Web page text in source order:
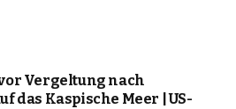
Vergeltung nach
das Kaspische Meer | US-